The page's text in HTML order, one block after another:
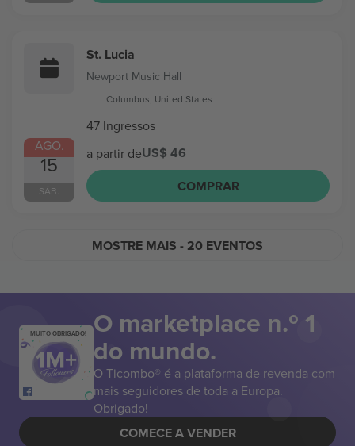
AGO.
15
SÁB.
St. Lucia
Newport Music Hall
Columbus, United States
47 Ingressos
a partir deUS$ 46
COMPRAR
MOSTRE MAIS - 20 EVENTOS
MUITO OBRIGADO! O marketplace n.º 1
do mundo.
O Ticombo® é a plataforma de revenda com
mais seguidores de toda a Europa.
Obrigado!
COMECE A VENDER